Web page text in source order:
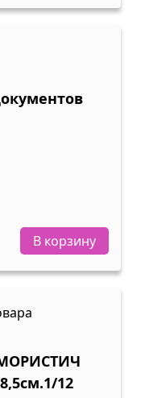
В корзину
12